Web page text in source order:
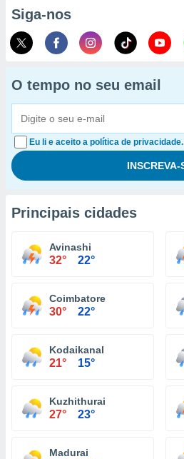
Siga-nos
O tempo no seu email
Eu li e aceito a política de privacidade.
Principais cidades
Avinashi
32° 22°
Coimbatore
30° 22°
Kodaikanal
21° 15°
Kuzhithurai
27° 23°
Madurai